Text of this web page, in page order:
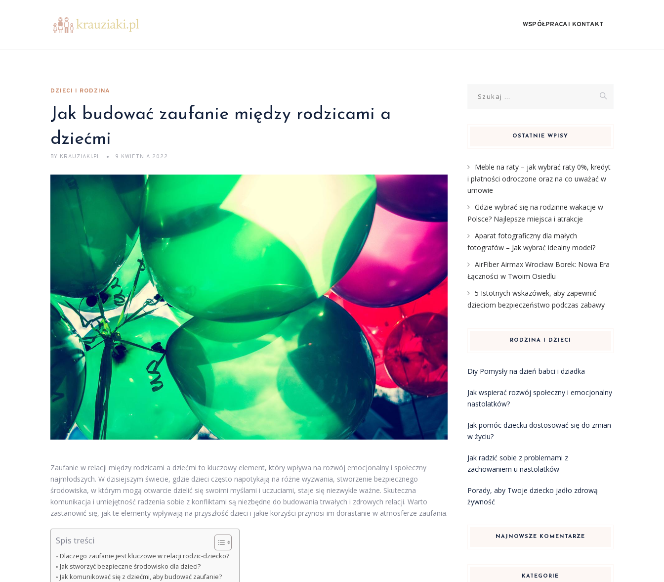
WSPÓŁPRACA I KONTAKT
DZIECI I RODZINA
Jak budować zaufanie między rodzicami a
dziećmi
BY KRAUZIAKI.PL 9 KWIETNIA 2022
Zaufanie w relacji między rodzicami a dziećmi to kluczowy element, który wpływa na rozwój emocjonalny i społeczny
najmłodszych. W dzisiejszym świecie, gdzie dzieci często napotykają na różne wyzwania, stworzenie bezpiecznego
środowiska, w którym mogą otwarcie dzielić się swoimi myślami i uczuciami, staje się niezwykle ważne. Skuteczna
komunikacja i umiejętność radzenia sobie z konfliktami są niezbędne do budowania trwałych i zdrowych relacji. Warto
zastanowić się, jak te elementy wpływają na przyszłość dzieci i jakie korzyści przynosi im dorastanie w atmosferze zaufania.
Spis treści
Dlaczego zaufanie jest kluczowe w relacji rodzic-dziecko?
Jak stworzyć bezpieczne środowisko dla dzieci?
Jak komunikować się z dziećmi, aby budować zaufanie?
OSTATNIE WPISY
Meble na raty – jak wybrać raty 0%, kredyt
i płatności odroczone oraz na co uważać w
umowie
Gdzie wybrać się na rodzinne wakacje w
Polsce? Najlepsze miejsca i atrakcje
Aparat fotograficzny dla małych
fotografów – Jak wybrać idealny model?
AirFiber Airmax Wrocław Borek: Nowa Era
Łączności w Twoim Osiedlu
5 Istotnych wskazówek, aby zapewnić
dzieciom bezpieczeństwo podczas zabawy
RODZINA I DZIECI
Diy Pomysły na dzień babci i dziadka
Jak wspierać rozwój społeczny i emocjonalny
nastolatków?
Jak pomóc dziecku dostosować się do zmian
w życiu?
Jak radzić sobie z problemami z
zachowaniem u nastolatków
Porady, aby Twoje dziecko jadło zdrową
żywność
NAJNOWSZE KOMENTARZE
KATEGORIE